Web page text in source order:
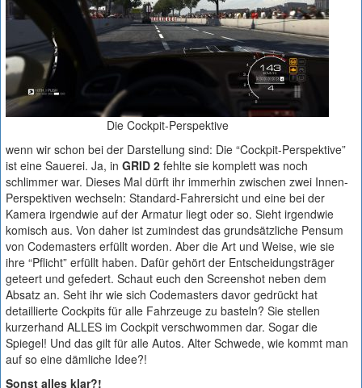
Die Cockpit-Perspektive
wenn wir schon bei der Darstellung sind: Die “Cockpit-Perspektive”
ist eine Sauerei. Ja, in GRID 2 fehlte sie komplett was noch
schlimmer war. Dieses Mal dürft ihr immerhin zwischen zwei Innen-
Perspektiven wechseln: Standard-Fahrersicht und eine bei der
Kamera irgendwie auf der Armatur liegt oder so. Sieht irgendwie
komisch aus. Von daher ist zumindest das grundsätzliche Pensum
von Codemasters erfüllt worden. Aber die Art und Weise, wie sie
ihre “Pflicht” erfüllt haben. Dafür gehört der Entscheidungsträger
geteert und gefedert. Schaut euch den Screenshot neben dem
Absatz an. Seht ihr wie sich Codemasters davor gedrückt hat
detaillierte Cockpits für alle Fahrzeuge zu basteln? Sie stellen
kurzerhand ALLES im Cockpit verschwommen dar. Sogar die
Spiegel! Und das gilt für alle Autos. Alter Schwede, wie kommt man
auf so eine dämliche Idee?!
Sonst alles klar?!